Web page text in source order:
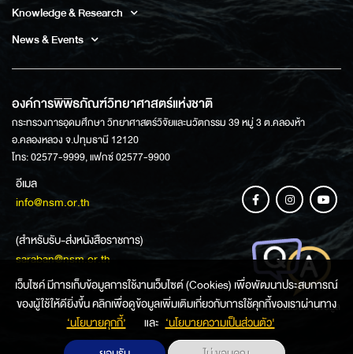
Knowledge & Research
News & Events
องค์การพิพิธภัณฑ์วิทยาศาสตร์แห่งชาติ
กระทรวงการอุดมศึกษา วิทยาศาสตร์วิจัยและนวัตกรรม 39 หมู่ 3 ต.คลองห้า
อ.คลองหลวง จ.ปทุมธานี 12120
โทร: 02577-9999, แฟกซ์ 02577-9900
อีเมล
info@nsm.or.th
(สำหรับรับ-ส่งหนังสือราชการ)
saraban@nsm.or.th
ช่องทางการสอบถามข้อมูล
เว็บไซค์ มีการเก็บข้อมูลการใช้งานเว็บไซต์ (Cookies) เพื่อพัฒนาประสบการณ์
ของผู้ใช้ให้ดียิ่งขึ้น คลิกเพื่อดูข้อมูลเพิ่มเติมเกี่ยวกับการใช้คุกกี้ของเราผ่านทาง
‘นโยบายคุกกี้’
และ ‘นโยบายความเป็นส่วนตัว'